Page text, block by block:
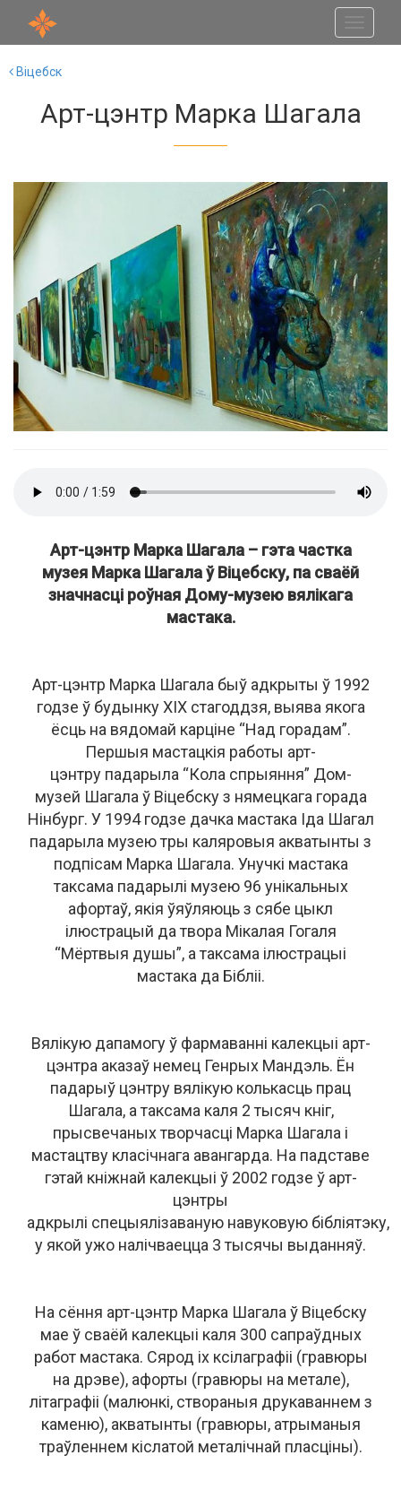
Віцебск
Арт-цэнтр Марка Шагала
Арт-цэнтр Марка Шагала – гэта частка
музея Марка Шагала ў Віцебску, па сваёй
значнасці роўная Дому-музею вялікага
мастака.
Арт-цэнтр Марка Шагала быў адкрыты ў 1992
годзе ў будынку ХІХ стагоддзя, выява якога
ёсць на вядомай карціне “Над горадам”.
Першыя мастацкія работы арт-
цэнтру падарыла “Кола спрыяння” Дом-
музей Шагала ў Віцебску з нямецкага горада
Нінбург. У 1994 годзе дачка мастака Іда Шагал
падарыла музею тры каляровыя акватынты з
подпісам Марка Шагала. Унучкі мастака
таксама падарылі музею 96 унікальных
афортаў, якія ўяўляюць з сябе цыкл
ілюстрацый да твора Мікалая Гогаля
“Мёртвыя душы”, а таксама ілюстрацыі
мастака да Бібліі.
Вялікую дапамогу ў фармаванні калекцыі арт-
цэнтра аказаў немец Генрых Мандэль. Ён
падарыў цэнтру вялікую колькасць прац
Шагала, а таксама каля 2 тысяч кніг,
прысвечаных творчасці Марка Шагала і
мастацтву класічнага авангарда. На падставе
гэтай кніжнай калекцыі ў 2002 годзе ў арт-
цэнтры
адкрылі спецыялізаваную навуковую бібліятэку,
у якой ужо налічваецца 3 тысячы выданняў.
На сёння арт-цэнтр Марка Шагала ў Віцебску
мае ў сваёй калекцыі каля 300 сапраўдных
работ мастака. Сярод іх ксілаграфіі (гравюры
на дрэве), афорты (гравюры на метале),
літаграфіі (малюнкі, створаныя друкаваннем з
каменю), акватынты (гравюры, атрыманыя
траўленнем кіслатой металічнай пласціны).